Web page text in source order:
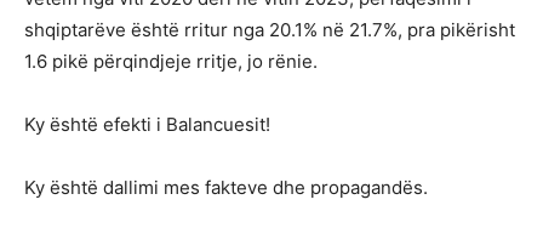
shqiptarëve është rritur nga 20.1% në 21.7%, pra pikërisht
1.6 pikë përqindjeje rritje, jo rënie.
Ky është efekti i Balancuesit!
Ky është dallimi mes fakteve dhe propagandës.